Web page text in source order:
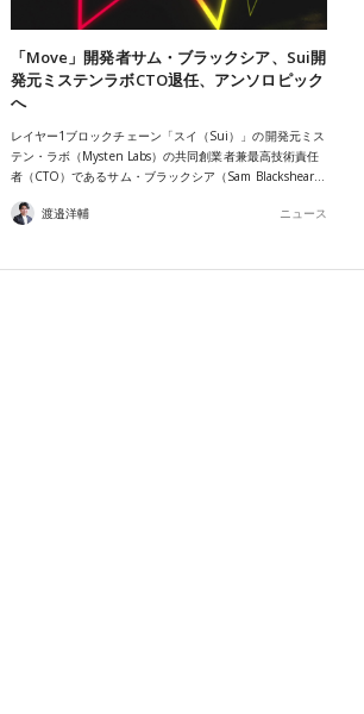
「Move」開発者サム・ブラックシア、Sui開
発元ミステンラボCTO退任、アンソロピック
へ
レイヤー1ブロックチェーン「スイ（Sui）」の開発元ミス
テン・ラボ（Mysten Labs）の共同創業者兼最高技術責任
者（CTO）であるサム・ブラックシア（Sam Blackshear…
渡邉洋輔 ニュース